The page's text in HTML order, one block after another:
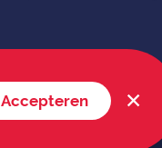
Accepteren ✕